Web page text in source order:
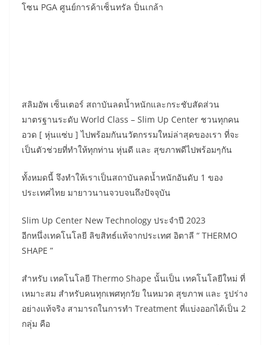
โซน PGA ศูนย์การค้าเซ็นทรัล ปิ่นเกล้า
สลิมอัพ เซ็นเตอร์ สถาบันลดน้ำหนักและกระชับสัดส่วน
มาตรฐานระดับ World Class – Slim Up Center ชวนทุกคน
อวด [ หุ่นแซ่บ ] ไปพร้อมกันนวัตกรรมใหม่ล่าสุดของเรา ที่จะ
เป็นตัวช่วยที่ทำให้ทุกท่าน หุ่นดี และ สุขภาพดีไปพร้อมๆกัน
ทั้งหมดนี้ จึงทำให้เราเป็นสถาบันลดน้ำหนักอันดับ 1 ของ
ประเทศไทย มายาวนานจวบจนถึงปัจจุบัน
Slim Up Center New Technology ประจำปี 2023
อีกหนึ่งเทคโนโลยี ลิขสิทธ์แท้จากประเทศ อิตาลี “ THERMO
SHAPE ”
สำหรับ เทคโนโลยี Thermo Shape นั้นเป็น เทคโนโลยีใหม่ ที่
เหมาะสม สำหรับคนทุกเพศทุกวัย ในหมวด สุขภาพ และ รูปร่าง
อย่างแท้จริง สามารถในการทำ Treatment ที่แบ่งออกได้เป็น 2
กลุ่ม คือ